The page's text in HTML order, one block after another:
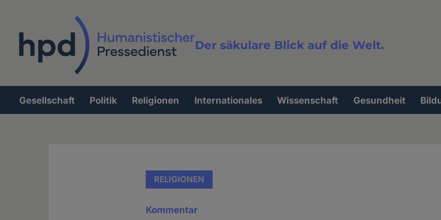
Der säkulare Blick auf die Welt.
Volltextsuche
Hauptnavigation
Gesellschaft Politik Religionen Internationales Wissenschaft Gesundheit
RELIGIONEN
Kommentar